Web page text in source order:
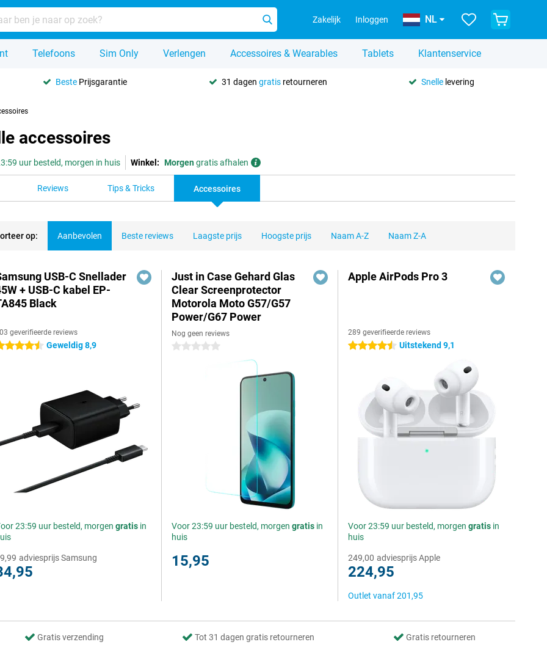
Zakelijk Inloggen NL
Telefoons Sim Only Verlengen Accessoires & Wearables Tablets Klantenservice
Beste Prijsgarantie 31 dagen gratisretourneren Snellelevering
accessoires
uur besteld, morgen in huis Winkel: Morgengratis afhalen
Reviews Tips & Tricks Accessoires
op: Aanbevolen Beste reviews Laagste prijs Hoogste prijs Naam A-Z Naam Z-A
USB-C Snellader
+ USB-C kabel EP-
Black
geverifieerde reviews
sterren Geweldig 8,9
23:59 uur besteld, morgen gratis in
adviesprijs Samsung
Just in Case Gehard Glas
Clear Screenprotector
Motorola Moto G57/G57
Power/G67 Power
Nog geen reviews
0 sterren
Voor 23:59 uur besteld, morgengratis in
huis
15,95
Apple AirPods Pro 3
289 geverifieerde reviews
4.5 sterren Uitstekend 9,1
Voor 23:59 uur besteld, morgengratis in
huis
249,00 adviesprijs Apple
224,95
Outlet vanaf201,95
Gratis verzending Tot 31 dagen gratis retourneren Gratis retourneren